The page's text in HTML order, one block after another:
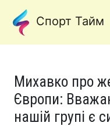
Спорт Тайм
Михавко про
Європи:
нашій групі є